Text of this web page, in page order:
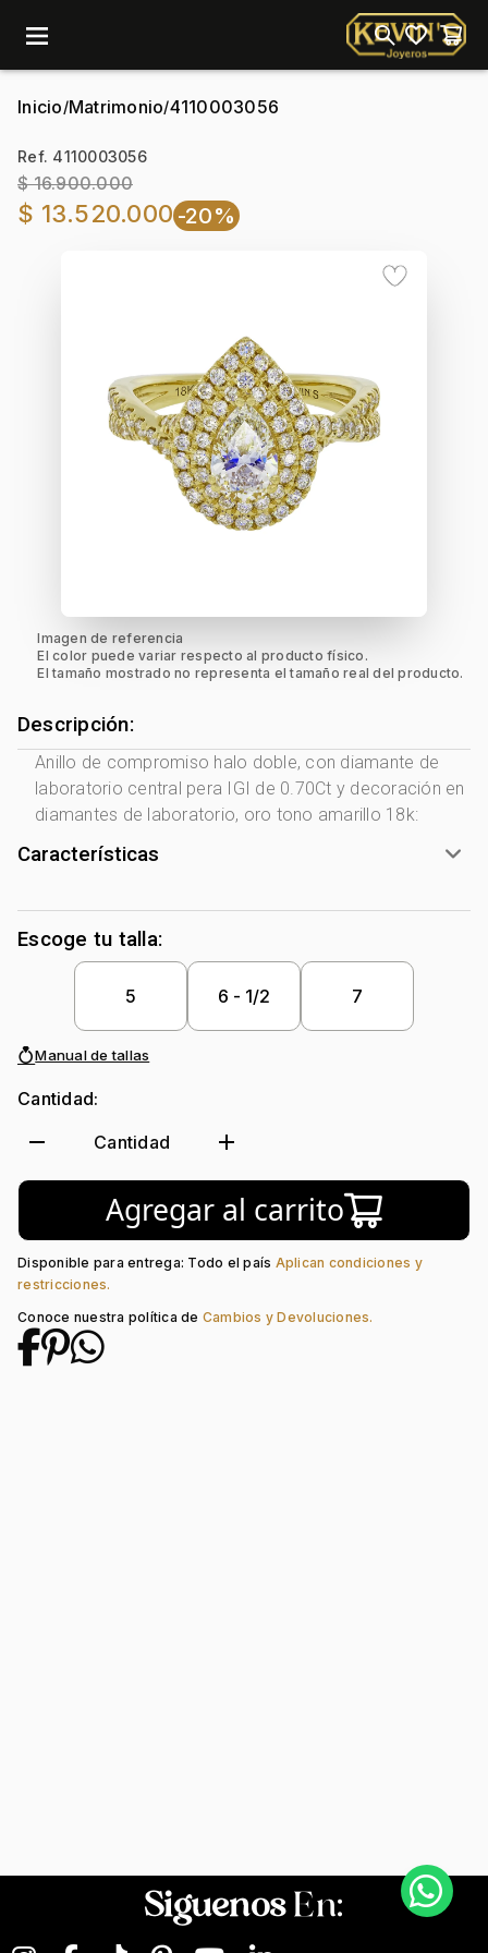
menu
Inicio/Matrimonio/4110003056
Ref. 4110003056
$ 16.900.000
$ 13.520.000 -20%
Imagen de referencia
El color puede variar respecto al producto físico.
El tamaño mostrado no representa el tamaño real del producto.
Descripción:
Anillo de compromiso halo doble, con diamante de
laboratorio central pera IGI de 0.70Ct y decoración en
diamantes de laboratorio, oro tono amarillo 18k:
Características
Tono Metal: Amarillo
Metal: Oro 18 Kilates
Peso piedra central:
Piedra central:
Diamante Laboratorio
Piedra decoración:
Diamante Laboratorio
Escoge tu talla:
5 6 - 1/2 7
Manual de tallas
Cantidad:
remove Cantidad add
Agregar al carrito
Disponible para entrega: Todo el país Aplican condiciones y
restricciones.
Conoce nuestra política de Cambios y Devoluciones.
SiguenosEn: